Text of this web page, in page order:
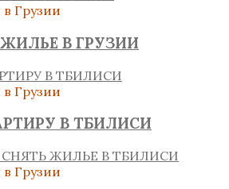
Грузии
В ГРУЗИИ
Грузии
В ТБИЛИСИ
Грузии